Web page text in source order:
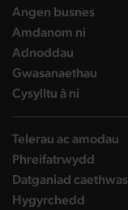
Angen busnes
Amdanom ni
Adnoddau
Gwasanaethau
Cysylltu â ni
Telerau ac amodau
Phreifatrwydd
Datganiad
Hygyrchedd